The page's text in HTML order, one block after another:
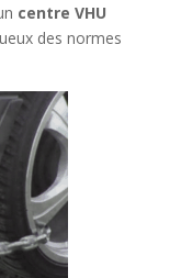
centre VHU
des normes